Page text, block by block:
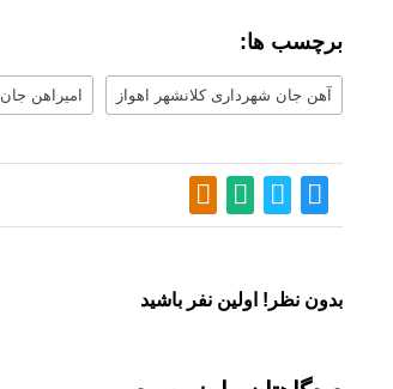
برچسب ها:
آهن جان شهرداری کلانشهر اهواز امیراهن جان
بدون نظر! اولین نفر باشید